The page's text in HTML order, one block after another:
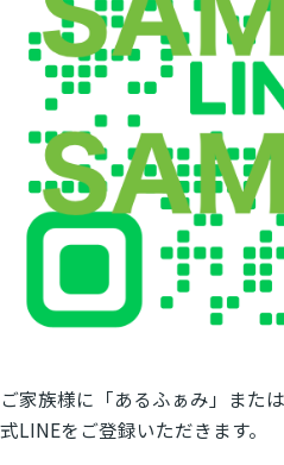
ご家族様に「あるふぁみ」また
式LINEをご登録いただきます。